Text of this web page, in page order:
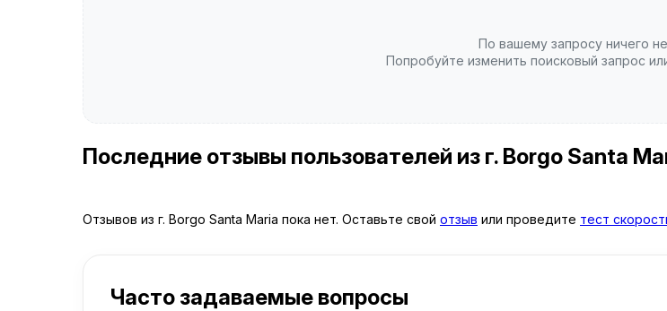
По вашему запросу ничего
Попробуйте изменить поисковый запрос
Последние отзывы пользователей из г. Borgo Santa
Отзывов из г. Borgo Santa Maria пока нет. Оставьте свой отзыв или проведите тест
Часто задаваемые вопросы